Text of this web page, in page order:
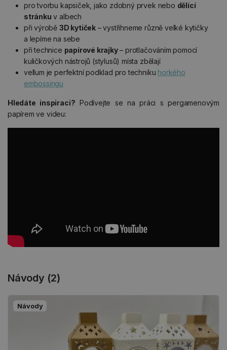
pro tvorbu kapsiček, jako zdobný prvek nebo dělící
stránku v albech
při výrobě 3D kytiček– vystřihneme různě velké kytičky
a lepíme na sebe
při technice papírové krajky– protlačováním pomocí
kuličkových nástrojů (stylusů) místa zbělají
vellum je perfektní podklad pro techniku horkého
embossingu
Hledáte inspiraci? Podívejte se na práci s pergamenovým
papírem ve videu:
Návody (2)
Návody